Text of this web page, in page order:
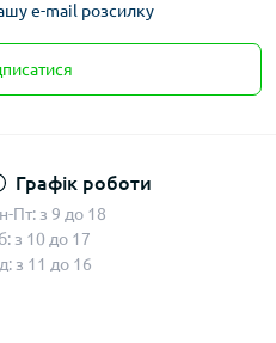
e-mail розсилку
Графік роботи
Пт: з 9 до 18
з 10 до 17
з 11 до 16